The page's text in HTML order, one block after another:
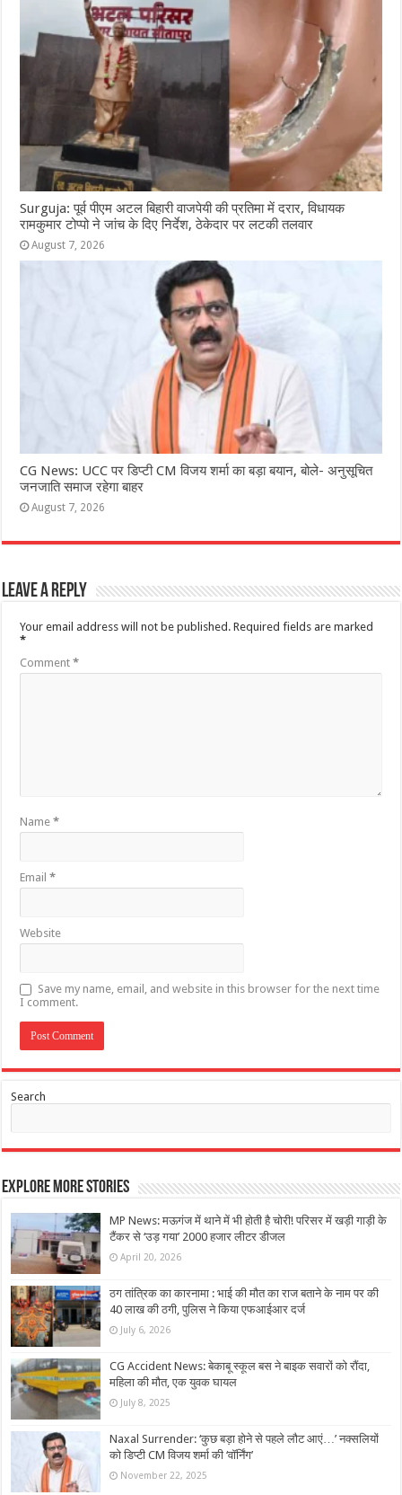
Surguja: पूर्व पीएम अटल बिहारी वाजपेयी की प्रतिमा में दरार, विधायक
रामकुमार टोप्पो ने जांच के दिए निर्देश, ठेकेदार पर लटकी तलवार
August 7, 2026
CG News: UCC पर डिप्टी CM विजय शर्मा का बड़ा बयान, बोले- अनुसूचित
जनजाति समाज रहेगा बाहर
August 7, 2026
Leave a Reply
Your email address will not be published. Required fields are marked
*
Comment*
Name*
Email*
Website
Save my name, email, and website in this browser for the next time
I comment.
Search
Explore More Stories
MP News: मऊगंज में थाने में भी होती है चोरी! परिसर में खड़ी गाड़ी के
टैंकर से ‘उड़ गया’ 2000 हजार लीटर डीजल
April 20, 2026
ठग तांत्रिक का कारनामा : भाई की मौत का राज बताने के नाम पर की
40 लाख की ठगी, पुलिस ने किया एफआईआर दर्ज
July 6, 2026
CG Accident News: बेकाबू स्कूल बस ने बाइक सवारों को रौंदा,
महिला की मौत, एक युवक घायल
July 8, 2025
Naxal Surrender: ‘कुछ बड़ा होने से पहले लौट आएं…’ नक्सलियों
को डिप्टी CM विजय शर्मा की ‘वॉर्निंग’
November 22, 2025